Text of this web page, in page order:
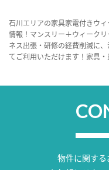
石川エリアの家具家電付きウ
情報！マンスリー＋ウィーク
ネス出張・研修の経費削減に
てご利用いただけます！家具・
物件に関する